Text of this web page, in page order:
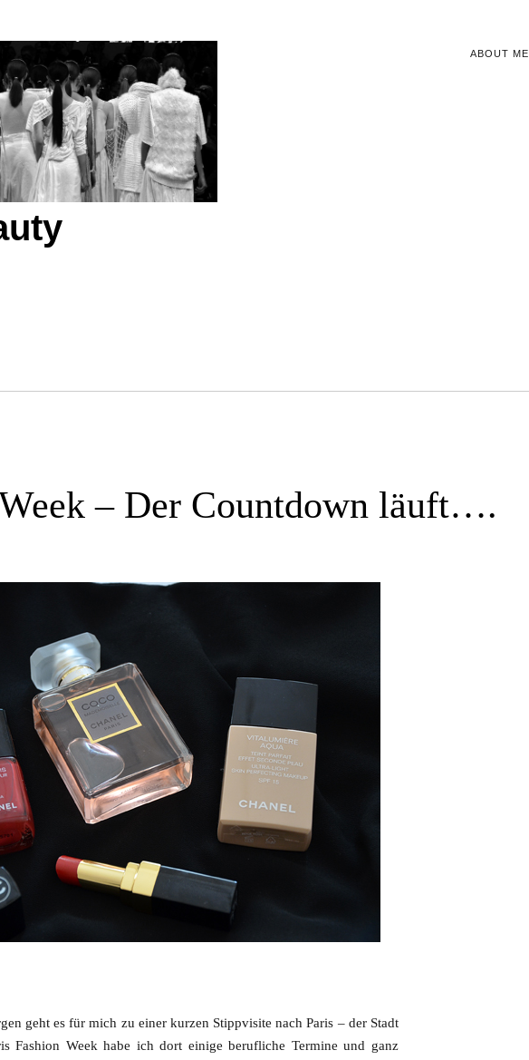
ABOUT ME
– Der Countdown läuft….
geht es für mich zu einer kurzen Stippvisite nach Paris – der Stadt
Fashion Week habe ich dort einige berufliche Termine und ganz